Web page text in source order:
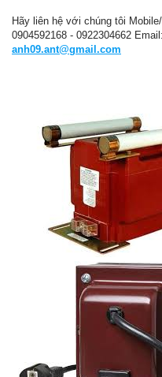
Hãy liên hệ với chúng tôi
0904592168 - 0922304662
anh09.ant@gmail.com